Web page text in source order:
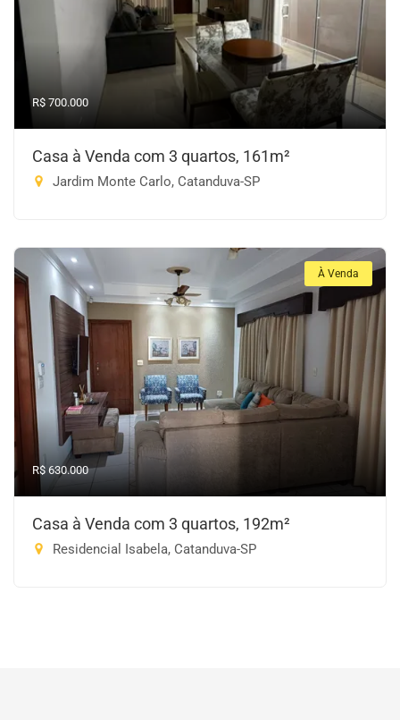
R$ 700.000
Casa à Venda com 3 quartos, 161m²
Jardim Monte Carlo, Catanduva-SP
À Venda
R$ 630.000
Casa à Venda com 3 quartos, 192m²
Residencial Isabela, Catanduva-SP